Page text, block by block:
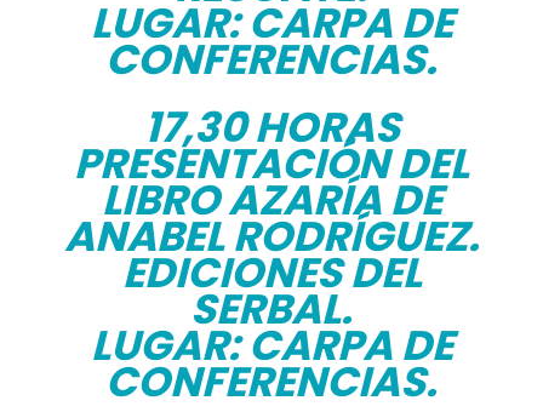
LUGAR: CARPA DE
CONFERENCIAS.
17,30 HORAS
PRESENTACIÓN DEL
LIBRO AZARÍA DE
ANABEL RODRÍGUEZ.
EDICIONES DEL
SERBAL.
LUGAR: CARPA DE
CONFERENCIAS.